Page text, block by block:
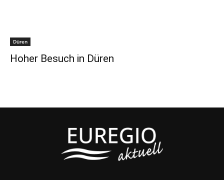
Düren
Hoher Besuch in Düren